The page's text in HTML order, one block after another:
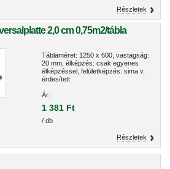
Részletek
2,0 cm 0,75m2/tábla
Táblaméret: 1250 x 600, vastagság:
20 mm, élképzés: csak egyenes
élképzéssel, felületképzés: sima v.
érdesített
Ár:
1 381 Ft
/ db
Részletek